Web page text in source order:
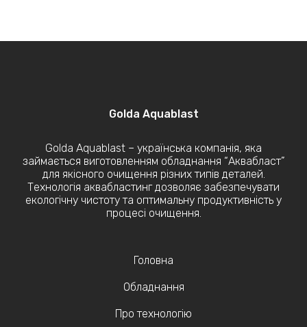
Golda Aquablast
Golda Aquablast – українська компанія, яка
займається виготовленням обладнання “Аквабласт”
для якісного очищення різних типів деталей.
Технологія аквабластинг дозволяє забезпечувати
екологічну чистоту та оптимальну продуктивність у
процесі очищення.
Головна
Обладнання
Про технологію